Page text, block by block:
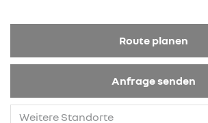
Route planen
Anfrage senden